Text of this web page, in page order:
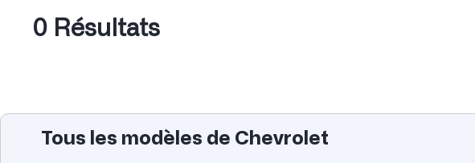
0 Résultats
Tous les modèles de Chevrolet